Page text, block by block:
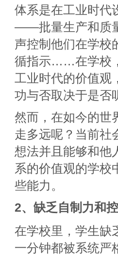
体系是在工业时代
——批量生产和质
声控制他们在学校
循指示……在学校
工业时代的价值
功与否取决于是否
然而，在如今的世
走多远呢？当前社
想法并且能够和他
系的价值观的学校
些能力。
2、缺乏自制力和控
在学校里，学生缺
一分钟都被系统严